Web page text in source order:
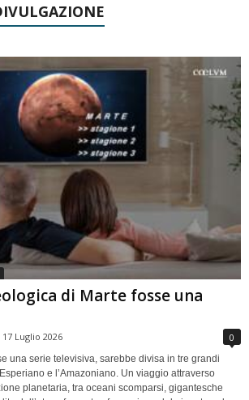
di Marte fosse una
17 Luglio 2026 0
una serie televisiva, sarebbe divisa in tre grandi
e l’Amazoniano. Un viaggio attraverso
planetaria, tra oceani scomparsi, gigantesche